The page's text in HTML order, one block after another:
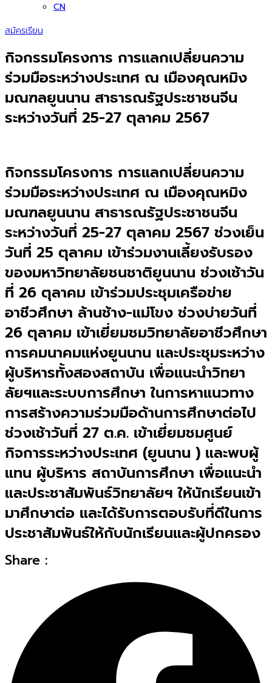
CN
สมัครเรียน
กิจกรรมโครงการ การแลกเปลี่ยนความ
ร่วมมือระหว่างประเทศ ณ เมืองคุณหมิง
มณฑลยูนนาน สาธารณรัฐประชาชนจีน
ระหว่างวันที่ 25-27 ตุลาคม 2567
กิจกรรมโครงการ การแลกเปลี่ยนความ
ร่วมมือระหว่างประเทศ ณ เมืองคุณหมิง
มณฑลยูนนาน สาธารณรัฐประชาชนจีน
ระหว่างวันที่ 25-27 ตุลาคม 2567 ช่วงเย็น
วันที่ 25 ตุลาคม เข้าร่วมงานเลี้ยงรับรอง
ของมหาวิทยาลัยชนชาติยูนนาน ช่วงเช้าวัน
ที่ 26 ตุลาคม เข้าร่วมประชุมเครือข่าย
อาชีวศึกษา ล้านช้าง-แม่โขง ช่วงบ่ายวันที่
26 ตุลาคม เข้าเยี่ยมชมวิทยาลัยอาชีวศึกษา
การคมนาคมแห่งยูนนาน และประชุมระหว่าง
ผู้บริหารทั้งสองสถาบัน เพื่อแนะนำวิทยา
ลัยฯและระบบการศึกษา ในการหาแนวทาง
การสร้างความร่วมมือด้านการศึกษาต่อไป
ช่วงเช้าวันที่ 27 ต.ค. เข้าเยี่ยมชมศูนย์
กิจการระหว่างประเทศ (ยูนนาน ) และพบผู้
แทน ผู้บริหาร สถาบันการศึกษา เพื่อแนะนำ
และประชาสัมพันธ์วิทยาลัยฯ ให้นักเรียนเข้า
มาศึกษาต่อ และได้รับการตอบรับที่ดีในการ
ประชาสัมพันธ์ให้กับนักเรียนและผู้ปกครอง
Share :